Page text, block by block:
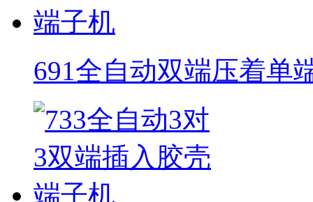
691全自动双端压着单